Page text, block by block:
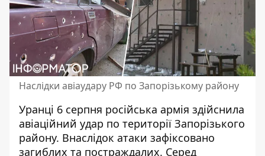
Наслідки авіаудару РФ по Запорізькому району
Уранці 6 серпня російська армія здійснила
авіаційний удар по території Запорізького
району. Внаслідок атаки зафіксовано
загиблих та постраждалих. Серед